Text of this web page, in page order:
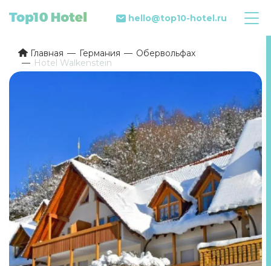
hello@top10-hotel.ru
Главная Германия
Обервольфах
Hotel Walkenstein